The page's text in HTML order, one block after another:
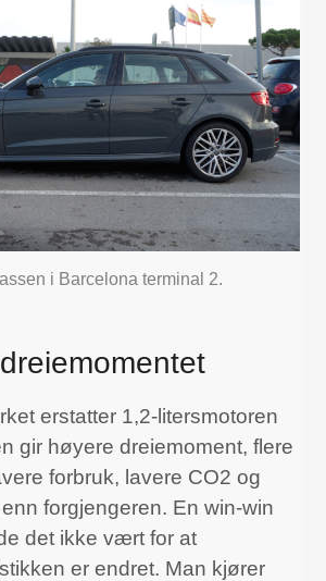
i Barcelona terminal 2.
erstatter 1,2-litersmotoren
gir høyere dreiemoment, flere
forbruk, lavere CO2 og
forgjengeren. En win-win
det ikke vært for at
er endret. Man kjører